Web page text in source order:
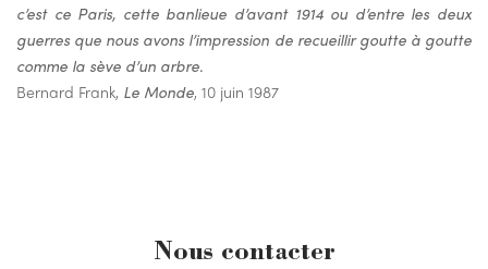
c’est ce Paris, cette banlieue d’avant 1914 ou d’entre les deux
guerres que nous avons l’impression de recueillir goutte à goutte
comme la sève d’un arbre.
Bernard Frank, Le Monde, 10 juin 1987
Nous contacter